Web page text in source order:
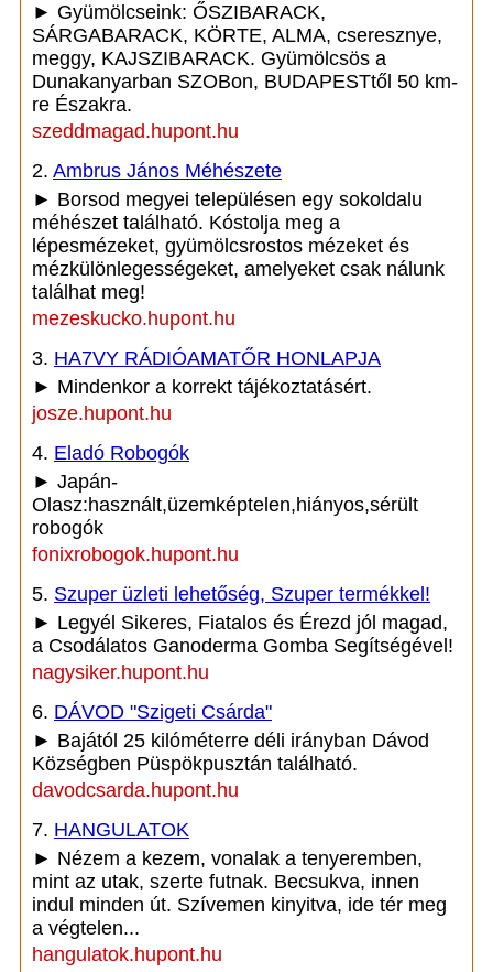
► Gyümölcseink: ŐSZIBARACK,
SÁRGABARACK, KÖRTE, ALMA, cseresznye,
meggy, KAJSZIBARACK. Gyümölcsös a
Dunakanyarban SZOBon, BUDAPESTtől 50 km-
re Északra.
szeddmagad.hupont.hu
2. Ambrus János Méhészete
► Borsod megyei településen egy sokoldalu
méhészet található. Kóstolja meg a
lépesmézeket, gyümölcsrostos mézeket és
mézkülönlegességeket, amelyeket csak nálunk
találhat meg!
mezeskucko.hupont.hu
3. HA7VY RÁDIÓAMATŐR HONLAPJA
► Mindenkor a korrekt tájékoztatásért.
josze.hupont.hu
4. Eladó Robogók
► Japán-
Olasz:használt,üzemképtelen,hiányos,sérült
robogók
fonixrobogok.hupont.hu
5. Szuper üzleti lehetőség, Szuper termékkel!
► Legyél Sikeres, Fiatalos és Érezd jól magad,
a Csodálatos Ganoderma Gomba Segítségével!
nagysiker.hupont.hu
6. DÁVOD "Szigeti Csárda"
► Bajától 25 kilóméterre déli irányban Dávod
Községben Püspökpusztán található.
davodcsarda.hupont.hu
7. HANGULATOK
► Nézem a kezem, vonalak a tenyeremben,
mint az utak, szerte futnak. Becsukva, innen
indul minden út. Szívemen kinyitva, ide tér meg
a végtelen...
hangulatok.hupont.hu